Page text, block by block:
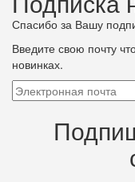
Спасибо за Вашу
Введите свою почту
новинках.